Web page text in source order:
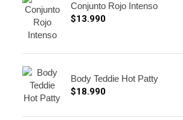
Conjunto Rojo Intenso
$13.990
Body Teddie Hot Patty
$18.990